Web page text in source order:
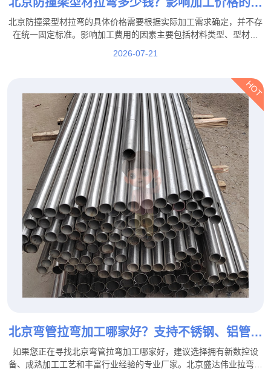
素都有哪些？
北京防撞梁型材拉弯的具体价格需要根据实际加工需求确定，并不存
在统一固定标准。影响加工费用的因素主要包括材料类型、型材规
2026-07-21
HOT
北京弯管拉弯加工哪家好？支持不锈钢、铝管、
方管拉弯定制
如果您正在寻找北京弯管拉弯加工哪家好，建议选择拥有新数控设
备、成熟加工工艺和丰富行业经验的专业厂家。北京盛达伟业拉弯厂